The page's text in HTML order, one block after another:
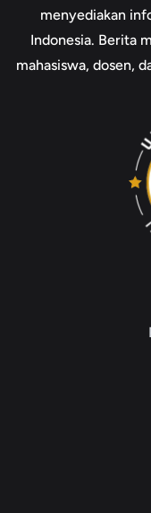
menyediakan
Indonesia. Berita
mahasiswa, dosen,